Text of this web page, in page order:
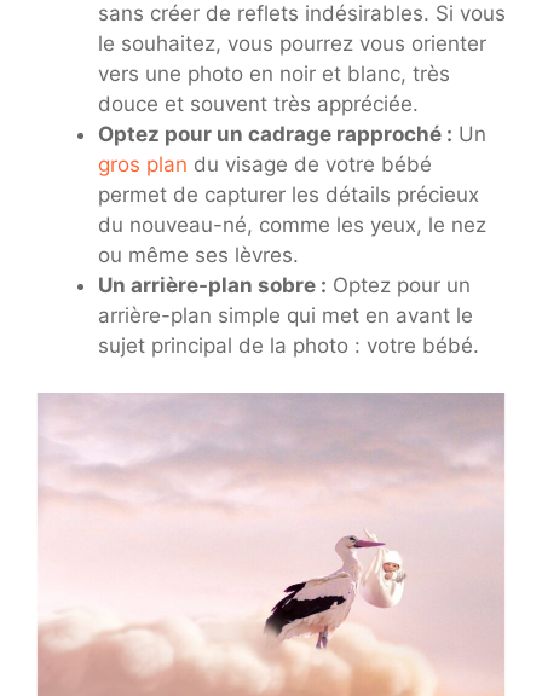
sans créer de reflets indésirables. Si vous
le souhaitez, vous pourrez vous orienter
vers une photo en noir et blanc, très
douce et souvent très appréciée.
Optez pour un cadrage rapproché : Un
gros plan du visage de votre bébé
permet de capturer les détails précieux
du nouveau-né, comme les yeux, le nez
ou même ses lèvres.
Un arrière-plan sobre : Optez pour un
arrière-plan simple qui met en avant le
sujet principal de la photo : votre bébé.